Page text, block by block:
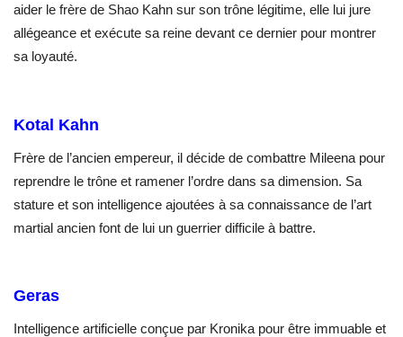
aider le frère de Shao Kahn sur son trône légitime, elle lui jure
allégeance et exécute sa reine devant ce dernier pour montrer
sa loyauté.
Kotal Kahn
Frère de l’ancien empereur, il décide de combattre Mileena pour
reprendre le trône et ramener l’ordre dans sa dimension. Sa
stature et son intelligence ajoutées à sa connaissance de l’art
martial ancien font de lui un guerrier difficile à battre.
Geras
Intelligence artificielle conçue par Kronika pour être immuable et